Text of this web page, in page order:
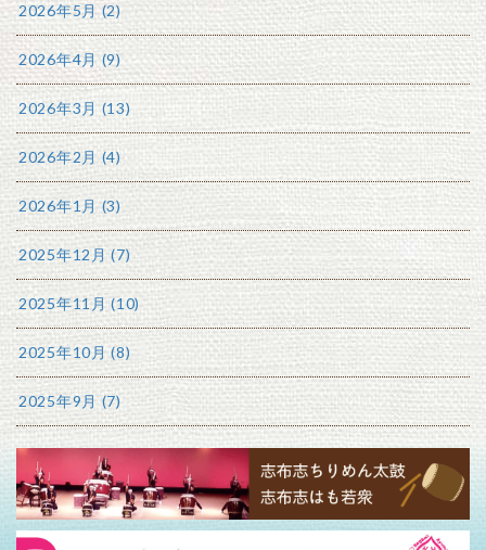
2026年5月 (2)
2026年4月 (9)
2026年3月 (13)
2026年2月 (4)
2026年1月 (3)
2025年12月 (7)
2025年11月 (10)
2025年10月 (8)
2025年9月 (7)